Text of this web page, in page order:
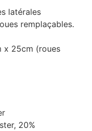
latérales
remplaçables.
x 25cm (roues
20%